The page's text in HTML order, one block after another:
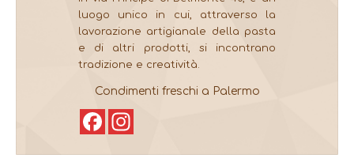
luogo unico in cui, attraverso la
lavorazione artigianale della pasta
e di altri prodotti, si incontrano
tradizione e creatività.
Condimenti freschi a Palermo
Facebook